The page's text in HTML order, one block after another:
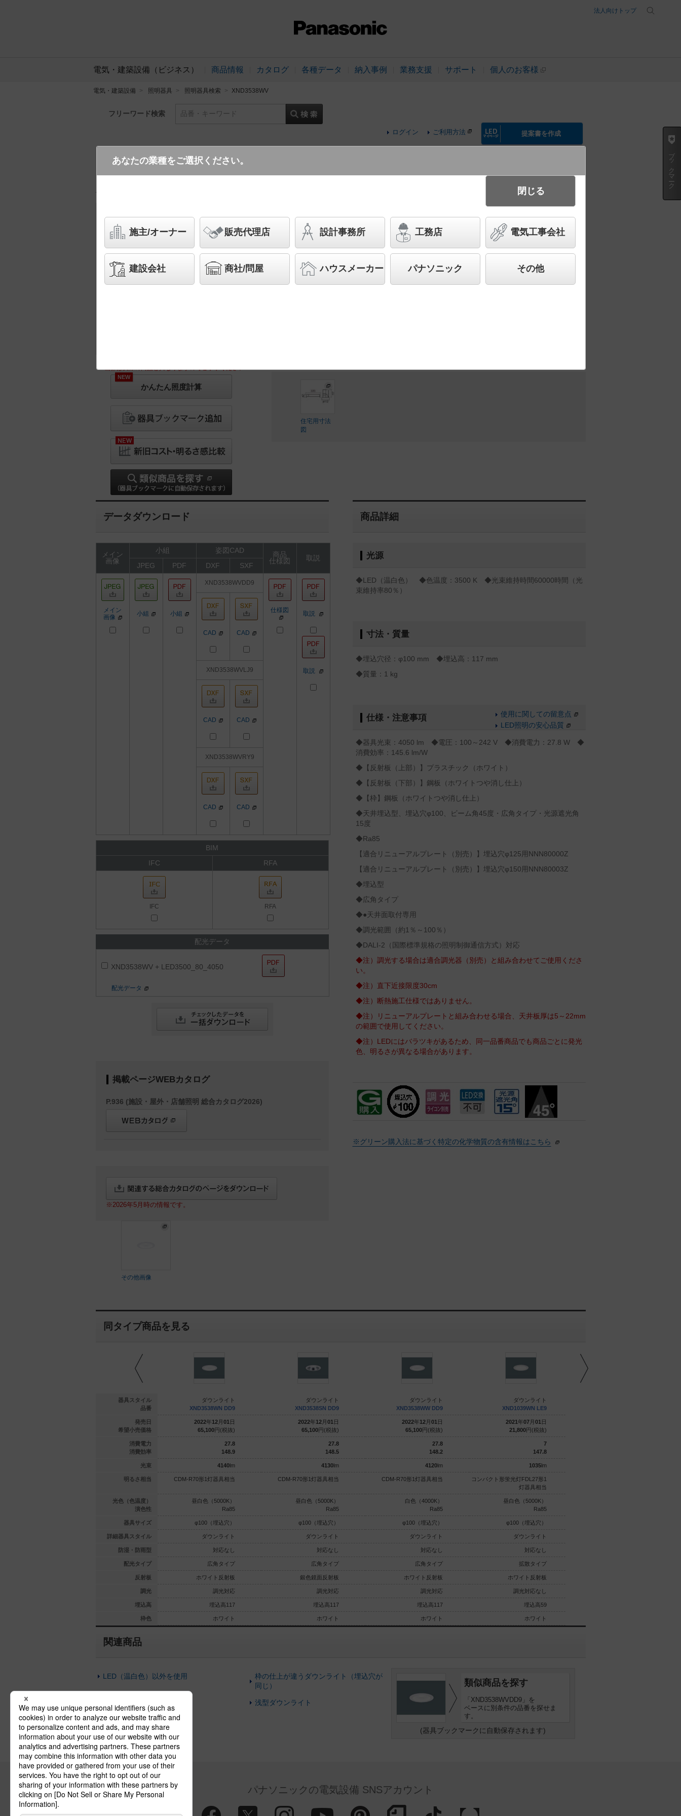
法人向けトップ
電気・建築設備（ビジネス） 商品情報 カタログ 各種データ 納入事例 業務支援 サポート 個人のお客様
電気・建築設備 照明器具 照明器具検索 XND3538WV
フリーワード検索 品番・キーワード
ログイン ご利用方法 提案書を作成
XND3538WV DD9
※画像は実際の商品と異なりますのでご了承ください
NEW
かんたん照度計算
天井埋込型 LED（温白色） ダウンライト ビーム角45度・広角タイプ・光源
遮光角15度 調光タイプ（ライコン別売）／埋込穴φ100 CDM-R70形1灯器具
相当 LED 350形
バリュアブル商品（省エネ・デザイン性・配光制御など様々なご要望にお応えできる商品群で
◆受注品
住宅用寸法
図
データダウンロード
メイン
画像
小組 姿図CAD
商品
仕様図
取説
JPEG
PDF DXF SXF
メイン
画像
小組 小組
XND3538WVDD9
仕様図 取説
取説
CAD CAD
XND3538WVLJ9
CAD CAD
XND3538WVRY9
CAD CAD
BIM
IFC
RFA
IFC RFA
配光データ
XND3538WV + LED3500_80_4050
配光データ
掲載ページWEBカタログ
P.936 (施設・屋外・店舗照明 総合カタログ2026)
※2026年5月時の情報です。
商品詳細
光源
◆LED（温白色） ◆色温度：3500 K ◆光束維持時間60000時間（光
束維持率80％）
寸法・質量
◆埋込穴径：φ100 mm ◆埋込高：117 mm
◆質量：1 kg
仕様・注意事項
使用に関しての留意点
LED照明の安心品質
◆器具光束：4050 lm ◆電圧：100～242 V ◆消費電力：27.8 W ◆
消費効率：145.6 lm/W
◆【反射板（上部）】プラスチック（ホワイト）
◆【反射板（下部）】鋼板（ホワイトつや消し仕上）
◆【枠】鋼板（ホワイトつや消し仕上）
◆天井埋込型、埋込穴φ100、ビーム角45度・広角タイプ・光源遮光角
15度
◆Ra85
【適合リニューアルプレート（別売）】埋込穴φ125用NNN80000Z
【適合リニューアルプレート（別売）】埋込穴φ150用NNN80003Z
◆埋込型
◆広角タイプ
◆●天井面取付専用
◆調光範囲（約1％～100％）
◆DALI‐2（国際標準規格の照明制御通信方式）対応
◆注）調光する場合は適合調光器（別売）と組み合わせてご使用くださ
い。
◆注）直下近接限度30cm
◆注）断熱施工仕様ではありません。
◆注）リニューアルプレートと組み合わせる場合、天井板厚は5～22mm
の範囲で使用してください。
◆注）LEDにはバラツキがあるため、同一品番商品でも商品ごとに発光
色、明るさが異なる場合があります。
※グリーン購入法に基づく特定の化学物質の含有情報はこちら
その他画像
同タイプ商品を見る
器具スタイル
品番
発売日
希望小売価格
消費電力
消費効率
光束
明るさ相当
光色（色温度）
演色性
器具サイズ
詳細器具スタイル
防湿・防雨型
配光タイプ
反射板
調光
埋込高
枠色
ダウンライト
円(税抜)
7
144.2
コンパクト形蛍光灯FDL27形1
温白色（3500K）
φ100（埋込穴）
ダウンライト
対応なし
拡散タイプ
ダウンライト
XND3538WN DD9
2022年12月 01 日
65,100円(税抜)
27.8
148.9
4140lm
CDM-R70形1灯器具相当
昼白色（5000K）
Ra85
φ100（埋込穴）
ダウンライト
対応なし
広角タイプ
ホワイト反射板
調光対応
埋込高117
ホワイト
ダウンライト
XND3538SN DD9
2022年12月 01 日
65,100円(税抜)
27.8
148.5
4130lm
CDM-R70形1灯器具相当
昼白色（5000K）
Ra85
φ100（埋込穴）
ダウンライト
対応なし
広角タイプ
銀色鏡面反射板
調光対応
埋込高117
ホワイト
ダウンライト
XND3538WW DD9
2022年12月 01 日
65,100円(税抜)
27.8
148.2
4120lm
CDM-R70形1灯器具相当
白色（4000K）
Ra85
φ100（埋込穴）
ダウンライト
対応なし
広角タイプ
ホワイト反射板
調光対応
埋込高117
ホワイト
ダウンライト
XND1039WN LE9
2021年07月 01 日
21,800円(税抜)
7
147.8
1035lm
コンパクト形蛍光灯FDL27形1
灯器具相当
昼白色（5000K）
Ra85
φ100（埋込穴）
ダウンライト
対応なし
拡散タイプ
ホワイト反射板
調光対応なし
埋込高59
ホワイト
関連商品
LED（温白色）以外を使用
枠の仕上が違うダウンライト（埋込穴が
同じ）
浅型ダウンライト
類似商品を探す
「XND3538WVDD9」を
ベースに別条件の品番を探せま
す。
(器具ブックマークに自動保存されます)
ブックマーク
パナソニックの電気設備 SNSアカウント
あなたの業種をご選択ください。
施主/オーナー 販売代理店 設計事務所 工務店 電気工事会社
建設会社 商社/問屋 ハウスメーカー パナソニック その他
閉じる